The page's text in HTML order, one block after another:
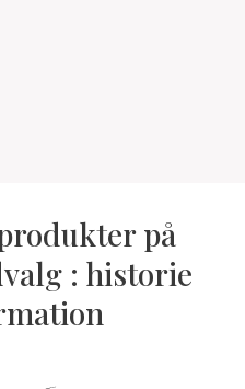
på
: historie